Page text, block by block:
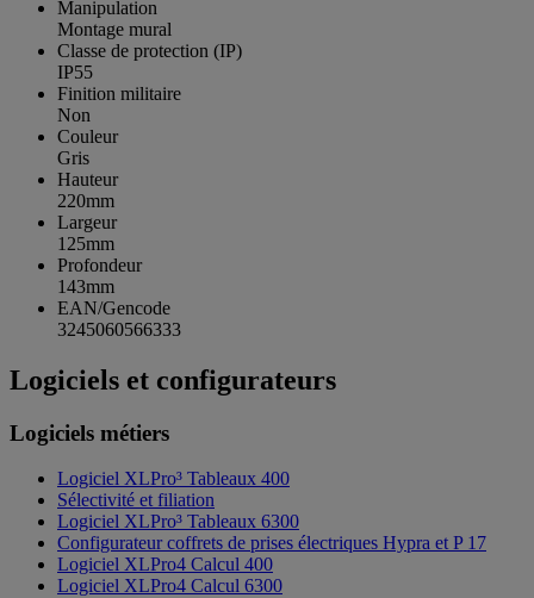
Manipulation
Montage mural
Classe de protection (IP)
IP55
Finition militaire
Non
Couleur
Gris
Hauteur
220mm
Largeur
125mm
Profondeur
143mm
EAN/Gencode
3245060566333
Logiciels et configurateurs
Logiciels métiers
Logiciel XLPro³ Tableaux 400
Sélectivité et filiation
Logiciel XLPro³ Tableaux 6300
Configurateur coffrets de prises électriques Hypra et P 17
Logiciel XLPro4 Calcul 400
Logiciel XLPro4 Calcul 6300